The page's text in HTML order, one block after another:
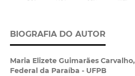
BIOGRAFIA DO AUTOR
Maria Elizete Guimarães Carvalho,
Federal da Paraíba - UFPB